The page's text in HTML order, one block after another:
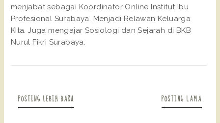
menjabat sebagai Koordinator Online Institut Ibu
Profesional Surabaya. Menjadi Relawan Keluarga
KIta. Juga mengajar Sosiologi dan Sejarah di BKB
Nurul Fikri Surabaya.
POSTING LEBIH BARU POSTING LAMA